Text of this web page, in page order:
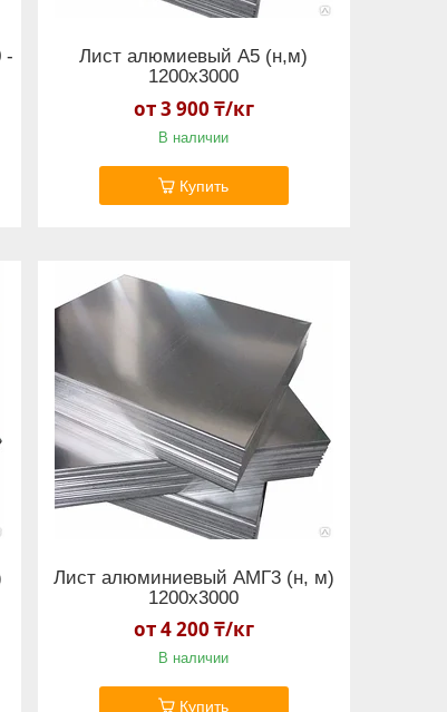
-
Лист алюмиевый А5 (н,м)
1200х3000
от 3 900 ₸/кг
В наличии
Купить
Лист алюминиевый АМГ3 (н, м)
1200х3000
от 4 200 ₸/кг
В наличии
Купить